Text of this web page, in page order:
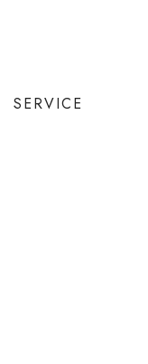
SERVICE